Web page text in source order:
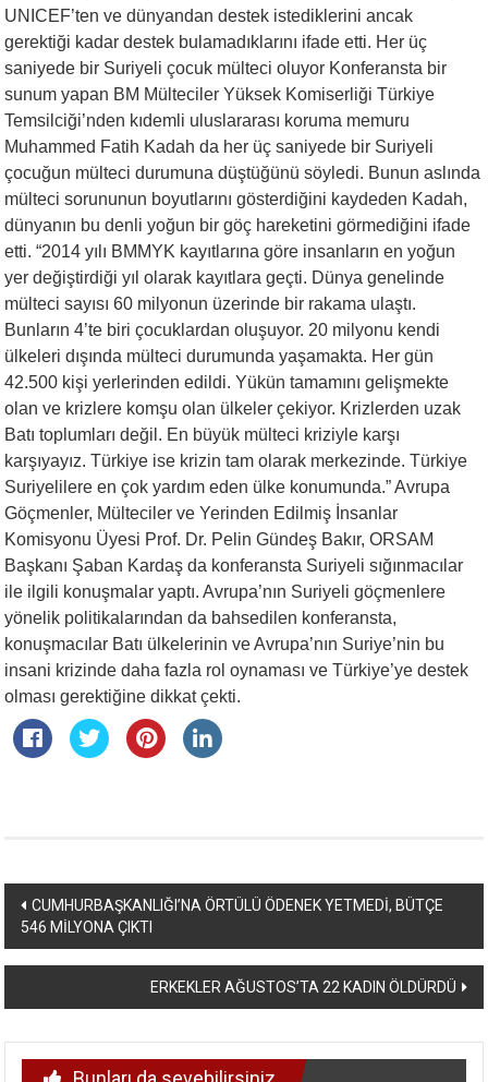
UNICEF’ten ve dünyandan destek istediklerini ancak
gerektiği kadar destek bulamadıklarını ifade etti. Her üç
saniyede bir Suriyeli çocuk mülteci oluyor Konferansta bir
sunum yapan BM Mülteciler Yüksek Komiserliği Türkiye
Temsilciği’nden kıdemli uluslararası koruma memuru
Muhammed Fatih Kadah da her üç saniyede bir Suriyeli
çocuğun mülteci durumuna düştüğünü söyledi. Bunun aslında
mülteci sorununun boyutlarını gösterdiğini kaydeden Kadah,
dünyanın bu denli yoğun bir göç hareketini görmediğini ifade
etti. “2014 yılı BMMYK kayıtlarına göre insanların en yoğun
yer değiştirdiği yıl olarak kayıtlara geçti. Dünya genelinde
mülteci sayısı 60 milyonun üzerinde bir rakama ulaştı.
Bunların 4’te biri çocuklardan oluşuyor. 20 milyonu kendi
ülkeleri dışında mülteci durumunda yaşamakta. Her gün
42.500 kişi yerlerinden edildi. Yükün tamamını gelişmekte
olan ve krizlere komşu olan ülkeler çekiyor. Krizlerden uzak
Batı toplumları değil. En büyük mülteci kriziyle karşı
karşıyayız. Türkiye ise krizin tam olarak merkezinde. Türkiye
Suriyelilere en çok yardım eden ülke konumunda.” Avrupa
Göçmenler, Mülteciler ve Yerinden Edilmiş İnsanlar
Komisyonu Üyesi Prof. Dr. Pelin Gündeş Bakır, ORSAM
Başkanı Şaban Kardaş da konferansta Suriyeli sığınmacılar
ile ilgili konuşmalar yaptı. Avrupa’nın Suriyeli göçmenlere
yönelik politikalarından da bahsedilen konferansta,
konuşmacılar Batı ülkelerinin ve Avrupa’nın Suriye’nin bu
insani krizinde daha fazla rol oynaması ve Türkiye’ye destek
olması gerektiğine dikkat çekti.
Yazı
dolaşımı
CUMHURBAŞKANLIĞI’NA ÖRTÜLÜ ÖDENEK YETMEDİ, BÜTÇE
546 MİLYONA ÇIKTI
ERKEKLER AĞUSTOS’TA 22 KADIN ÖLDÜRDÜ